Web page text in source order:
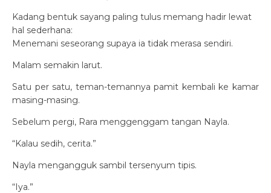
Kadang bentuk sayang paling tulus memang hadir lewat
hal sederhana:
Menemani seseorang supaya ia tidak merasa sendiri.
Malam semakin larut.
Satu per satu, teman-temannya pamit kembali ke kamar
masing-masing.
Sebelum pergi, Rara menggenggam tangan Nayla.
“Kalau sedih, cerita.”
Nayla mengangguk sambil tersenyum tipis.
“Iya.”